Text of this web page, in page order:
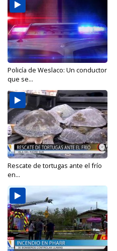
Policía de Weslaco: Un conductor
que se...
Rescate de tortugas ante el frío
en...